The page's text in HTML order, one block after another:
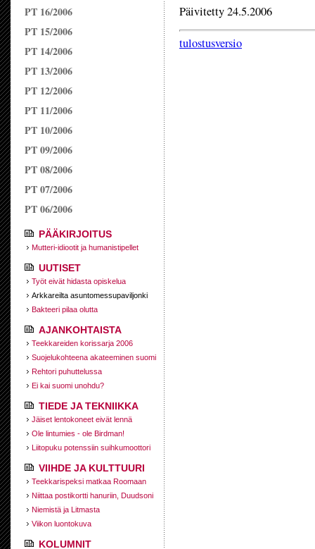
PT 16/2006
PT 15/2006
PT 14/2006
PT 13/2006
PT 12/2006
PT 11/2006
PT 10/2006
PT 09/2006
PT 08/2006
PT 07/2006
PT 06/2006
PÄÄKIRJOITUS
Mutteri-idiootit ja humanistipellet
UUTISET
Työt eivät hidasta opiskelua
Arkkareilta asuntomessupaviljonki
Bakteeri pilaa olutta
AJANKOHTAISTA
Teekkareiden korissarja 2006
Suojelukohteena akateeminen suomi
Rehtori puhuttelussa
Ei kai suomi unohdu?
TIEDE JA TEKNIIKKA
Jäiset lentokoneet eivät lennä
Ole lintumies - ole Birdman!
Liitopuku potenssiin suihkumoottori
VIIHDE JA KULTTUURI
Teekkarispeksi matkaa Roomaan
Niittaa postikortti hanuriin, Duudsoni
Niemistä ja Litmasta
Viikon luontokuva
KOLUMNIT
Päivitetty 24.5.2006
tulostusversio